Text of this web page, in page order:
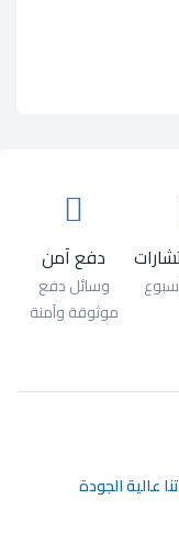
دفع آمن
وسائل دفع
موثوقة وآمنة
ﻋﺎﻟﻴﺔ اﻟﺠﻮدة